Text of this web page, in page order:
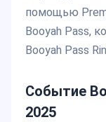
помощью
Booyah Pass,
Booyah Pass
Событие
2025